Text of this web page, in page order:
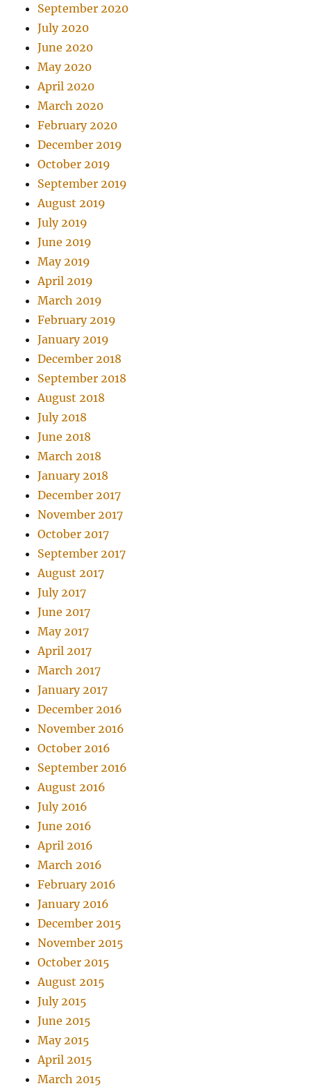
September 2020
July 2020
June 2020
May 2020
April 2020
March 2020
February 2020
December 2019
October 2019
September 2019
August 2019
July 2019
June 2019
May 2019
April 2019
March 2019
February 2019
January 2019
December 2018
September 2018
August 2018
July 2018
June 2018
March 2018
January 2018
December 2017
November 2017
October 2017
September 2017
August 2017
July 2017
June 2017
May 2017
April 2017
March 2017
January 2017
December 2016
November 2016
October 2016
September 2016
August 2016
July 2016
June 2016
April 2016
March 2016
February 2016
January 2016
December 2015
November 2015
October 2015
August 2015
July 2015
June 2015
May 2015
April 2015
March 2015